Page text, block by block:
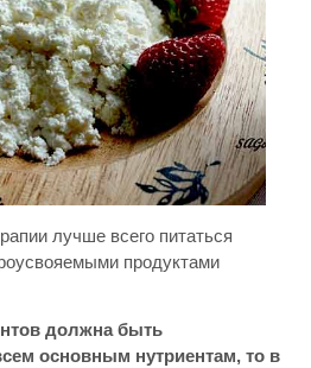
лучше всего питаться
продуктами
должна быть
основным нутриентам, то в